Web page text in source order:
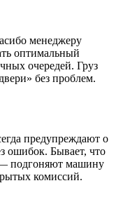
менеджеру
оптимальный
очередей. Груз
без проблем.
предупреждают о
ошибок. Бывает, что
подгоняют машину
комиссий.